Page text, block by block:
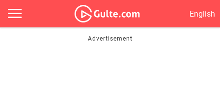
English